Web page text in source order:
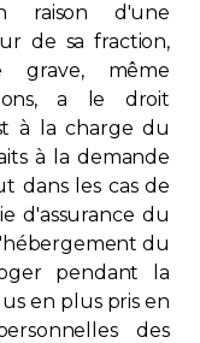
raison d'une
de sa fraction,
grave, même
a le droit
à la charge du
à la demande
dans les cas de
d'assurance du
du
pendant la
en plus pris en
des